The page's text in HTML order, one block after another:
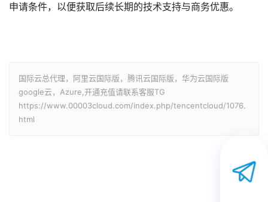
申请条件，以便获取后续长期的技术支持与商务优惠。
国际云总代理，阿里云国际版，腾讯云国际版，华为云国际版
google云，Azure,开通充值请联系客服TG
https://www.00003cloud.com/index.php/tencentcloud/1076.
html